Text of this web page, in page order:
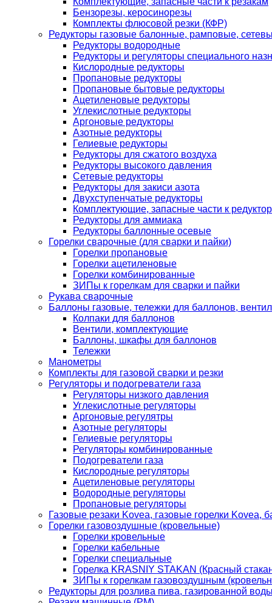
Бензорезы, керосинорезы
Комплекты флюсовой резки (КФР)
Редукторы газовые балонные, рамповые,
Редукторы водородные
Редукторы и регуляторы специального
Кислородные редукторы
Пропановые редукторы
Пропановые бытовые редукторы
Ацетиленовые редукторы
Углекислотные редукторы
Аргоновые редукторы
Азотные редукторы
Гелиевые редукторы
Редукторы для сжатого воздуха
Редукторы высокого давления
Сетевые редукторы
Редукторы для закиси азота
Двухступенчатые редукторы
Комплектующие, запасные части к
Редукторы для аммиака
Редукторы баллонные осевые
Горелки сварочные (для сварки и пайки)
Горелки пропановые
Горелки ацетиленовые
Горелки комбинированные
ЗИПы к горелкам для сварки и пайки
Рукава сварочные
Баллоны газовые, тележки для баллонов,
Колпаки для баллонов
Вентили, комплектующие
Баллоны, шкафы для баллонов
Тележки
Манометры
Комплекты для газовой сварки и резки
Регуляторы и подогреватели газа
Регуляторы низкого давления
Углекислотные регуляторы
Аргоновые регулятры
Азотные регуляторы
Гелиевые регуляторы
Регуляторы комбинированные
Подогреватели газа
Кислородные регуляторы
Ацетиленовые регуляторы
Водородные регуляторы
Пропановые регуляторы
Газовые резаки Kovea, газовые горелки Kovea,
Горелки газовоздушные (кровельные)
Горелки кровельные
Горелки кабельные
Горелки специальные
Горелка KRASNIY STAKAN (Красный
ЗИПы к горелкам газовоздушным
Редукторы для розлива пива, газированной